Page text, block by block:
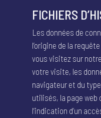
FICHIERS
Les données de
l’origine de la
vous visitez sur
votre visite, les
navigateur et du
utilisés, la page web
l’indication d’un